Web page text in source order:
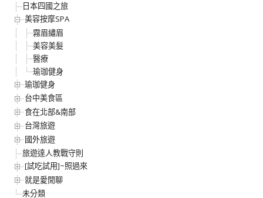
日本四國之旅
美容按摩SPA
霧眉繡眉
美容美髮
醫療
瑜珈健身
瑜珈健身
台中美食區
食在北部&南部
台灣旅遊
國外旅遊
旅遊達人教戰守則
[試吃試用]~照過來
就是愛閒聊
未分類